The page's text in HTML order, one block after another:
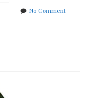
No Commenton